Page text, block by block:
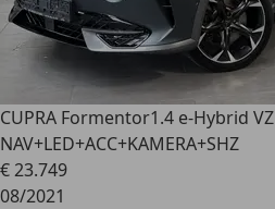
CUPRA Formentor1.4 e-Hybrid VZ
NAV+LED+ACC+KAMERA+SHZ
€ 23.749
08/2021